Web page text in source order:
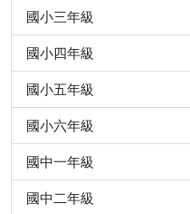
國小三年級
國小四年級
國小五年級
國小六年級
國中一年級
國中二年級